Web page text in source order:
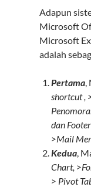
Adapun
Microsoft
Microsoft
adalah
Pertama,
shortcut ,
dan
>Mail
Kedua,
Chart,
> Pivot